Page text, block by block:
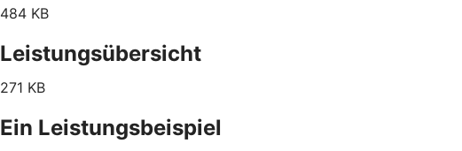
484 KB
Leistungsübersicht
271 KB
Ein Leistungsbeispiel